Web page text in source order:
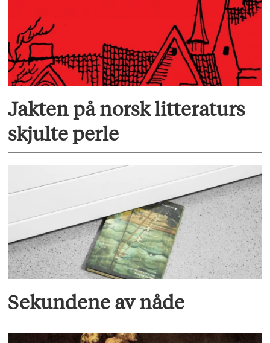
Jakten på norsk litteraturs
skjulte perle
Sekundene av nåde